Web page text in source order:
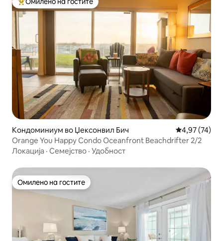
Меѓу најуспешните „Омилени на гостите“
Кондоминиум во Џексонвил Бич Просечна
4,97 (74)
Orange You Happy Condo Oceanfront Beachdrifter 2/2
Локација · Семејство · Удобност
Омилено на гостите
Омилено на гостите